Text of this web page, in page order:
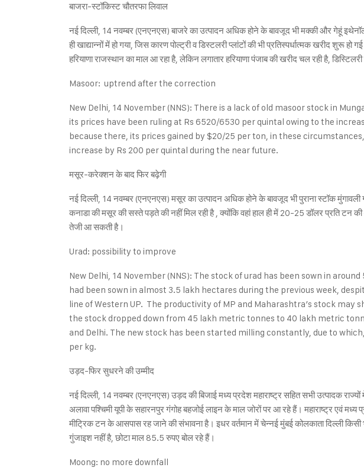
बाजरा-स्टॉकिस्ट चौतरफा लिवाल
नई दिल्ली, 14 नवम्बर (एनएनएस) बाजरे का उत्पादन अधिक होने के बावजूद भी मक्की और गेहूं
ही खाद्यान्नों में हो गया, जिस कारण पोल्ट्री व डिस्टलरी प्लांटों की भी प्रतिस्पर्धात्मक खरीद
हरियाणा राजस्थान का माल आ रहा है, लेकिन लगातार हरियाणा पंजाब की खरीद चल रही है,
Masoor: uptrend after the correction
New Delhi, 14 November (NNS): There is a lack of old masoor stock in
its prices have been ruling at Rs 6520/6530 per quintal owing to the
because there, its prices gained by $20/25 per ton, in these
increase by Rs 200 per quintal during the near future.
मसूर-करेक्शन के बाद फिर बढ़ेगी
नई दिल्ली, 14 नवम्बर (एनएनएस) मसूर का उत्पादन अधिक होने के बावजूद भी पुराना स्टॉक
कनाडा की मसूर की सस्ते पड़ते की नहीं मिल रही है , क्योंकि वहां हाल ही में 20-25 डॉलर प्रति
तेजी आ सकती है।
Urad: possibility to improve
New Delhi, 14 November (NNS): The stock of urad has been sown in
had been sown in almost 3.5 lakh hectares during the previous week,
line of Western UP. The productivity of MP and Maharashtra’s stock
the stock dropped down from 45 lakh metric tonnes to 40 lakh metric
and Delhi. The new stock has been started milling constantly, due to
per kg.
उड़द-फिर सुधरने की उम्मीद
नई दिल्ली, 14 नवम्बर (एनएनएस) उड़द की बिजाई मध्य प्रदेश महाराष्ट्र सहित सभी उत्पादक
अलावा पश्चिमी यूपी के सहारनपुर गंगोह बहजोई लाइन के माल जोरों पर आ रहे हैं। महाराष्ट्र
मीट्रिक टन के आसपास रह जाने की संभावना है। इधर वर्तमान में चेन्नई मुंबई कोलकाता दिल्ली
गुंजाइश नहीं है, छोटा माल 85.5 रुपए बोल रहे हैं।
Moong: no more downfall